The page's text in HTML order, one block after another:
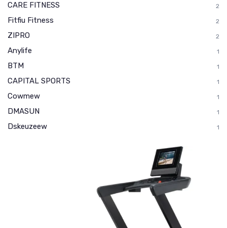
CARE FITNESS 2
Fitfiu Fitness 2
ZIPRO 2
Anylife 1
BTM 1
CAPITAL SPORTS 1
Cowmew 1
DMASUN 1
Dskeuzeew 1